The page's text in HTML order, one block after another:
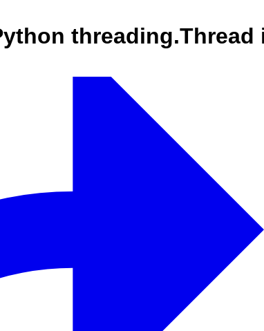
threading.Thread